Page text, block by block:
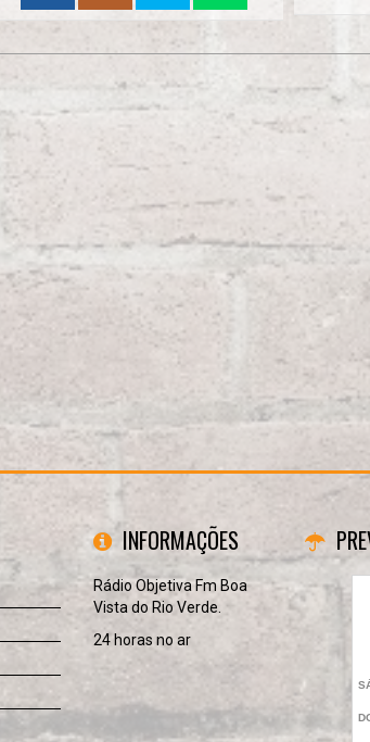
INFORMAÇÕES
Rádio Objetiva Fm Boa
Vista do Rio Verde.
24 horas no ar